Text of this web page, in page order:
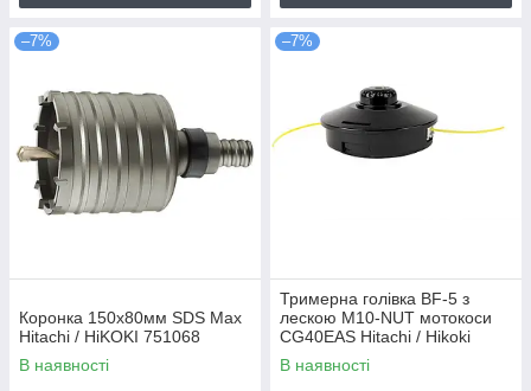
–7%
Коронка 150х80мм SDS Max
Hitachi / HiKOKI 751068
В наявності
–7%
Тримерна голівка BF-5 з
лескою M10-NUT мотокоси
CG40EAS Hitachi / Hikoki
6695784
В наявності